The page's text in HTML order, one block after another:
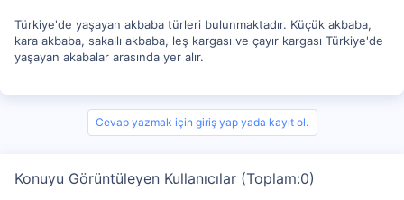
Türkiye'de yaşayan akbaba türleri bulunmaktadır. Küçük akbaba,
kara akbaba, sakallı akbaba, leş kargası ve çayır kargası Türkiye'de
yaşayan akabalar arasında yer alır.
Cevap yazmak için giriş yap yada kayıt ol.
Konuyu Görüntüleyen Kullanıcılar (Toplam:0)